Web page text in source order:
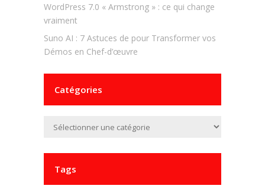
WordPress 7.0 « Armstrong » : ce qui change
vraiment
Suno AI : 7 Astuces de pour Transformer vos
Démos en Chef-d’œuvre
Catégories
Catégories
Tags